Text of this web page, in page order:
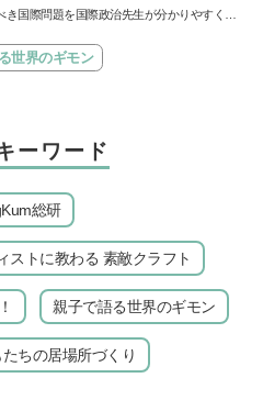
き国際問題を国際政治先生が分かりやすく解
世界のギモン
ーワード
総研
ストに教わる 素敵クラフト
親子で語る世界のギモン
ちの居場所づくり